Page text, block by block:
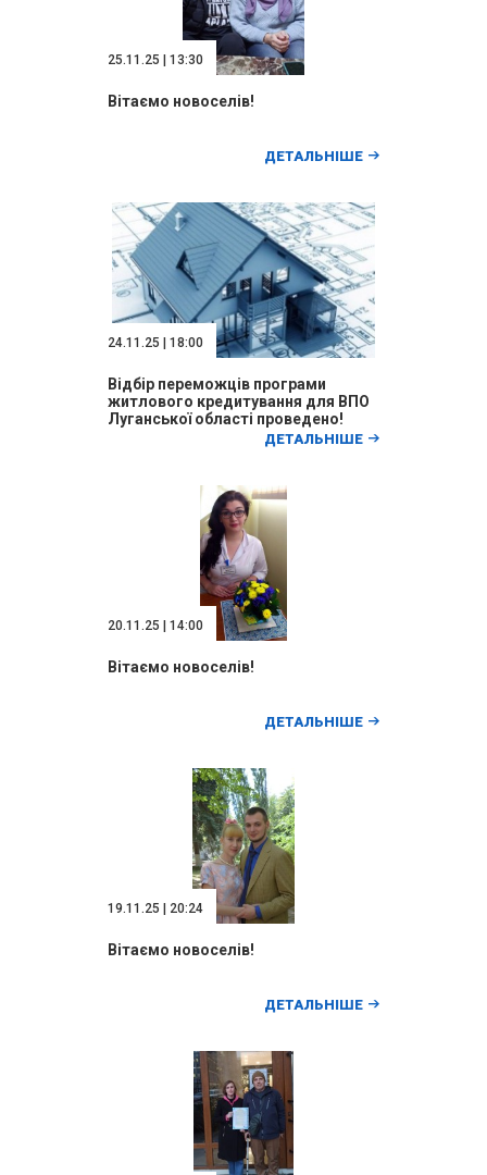
25.11.25 | 13:30
Вітаємо новоселів!
ДЕТАЛЬНІШЕ
24.11.25 | 18:00
Відбір переможців програми
житлового кредитування для ВПО
Луганської області проведено!
ДЕТАЛЬНІШЕ
20.11.25 | 14:00
Вітаємо новоселів!
ДЕТАЛЬНІШЕ
19.11.25 | 20:24
Вітаємо новоселів!
ДЕТАЛЬНІШЕ